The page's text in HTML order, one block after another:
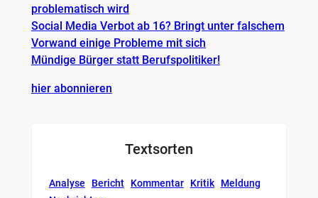
problematisch wird
Social Media Verbot ab 16? Bringt unter falschem
Vorwand einige Probleme mit sich
Mündige Bürger statt Berufspolitiker!
hier abonnieren
Textsorten
Analyse Bericht Kommentar Kritik
Meldung